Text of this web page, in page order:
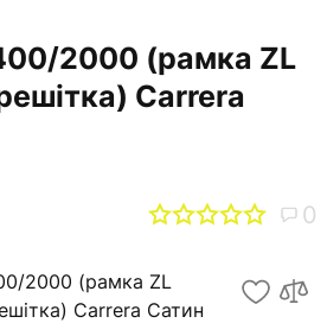
2000 (рамка ZL
Carrera
0
2000 (рамка ZL
Carrera Сатин